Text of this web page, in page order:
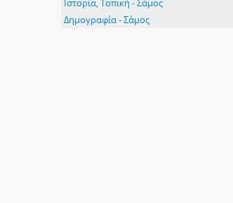
Ιστορία, Τοπική - Σάμος
Δημογραφία - Σάμος